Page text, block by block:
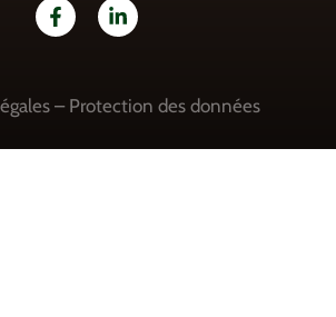
– Protection des données